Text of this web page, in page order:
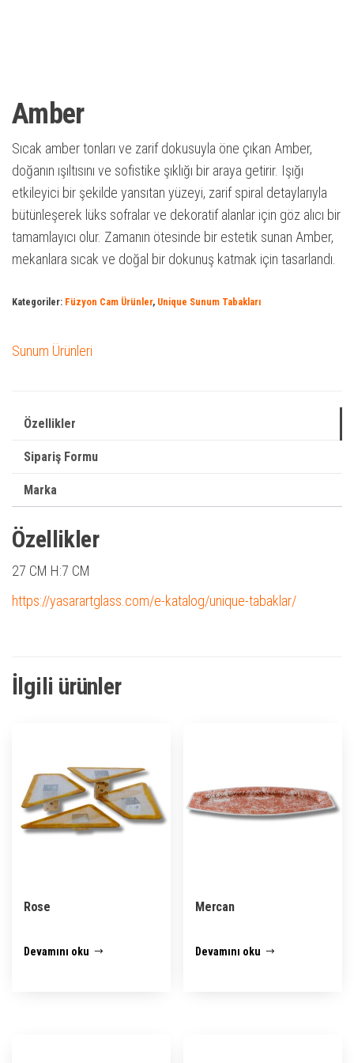
Amber
Sıcak amber tonları ve zarif dokusuyla öne çıkan Amber,
doğanın ışıltısını ve sofistike şıklığı bir araya getirir. Işığı
etkileyici bir şekilde yansıtan yüzeyi, zarif spiral detaylarıyla
bütünleşerek lüks sofralar ve dekoratif alanlar için göz alıcı bir
tamamlayıcı olur. Zamanın ötesinde bir estetik sunan Amber,
mekanlara sıcak ve doğal bir dokunuş katmak için tasarlandı.
Kategoriler: Füzyon Cam Ürünler, Unique Sunum Tabakları
Sunum Ürünleri
Özellikler
Sipariş Formu
Marka
Özellikler
27 CM H:7 CM
https://yasarartglass.com/e-katalog/unique-tabaklar/
İlgili ürünler
Rose
Devamını oku
Mercan
Devamını oku